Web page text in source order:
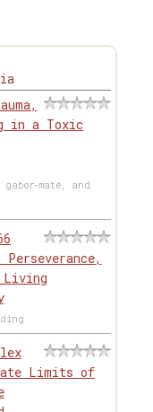
in a Toxic
maté, and
Limits of